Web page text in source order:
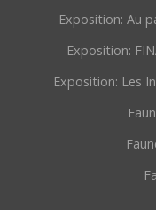
Exposition: Au
Exposition:
Exposition: Les